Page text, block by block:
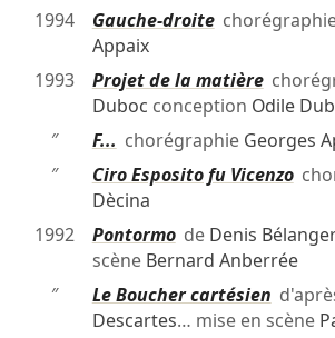
1994
Gauche-droite
Appaix
1993
Projet de la matière
Duboc conception Odile
″
F... chorégraphie Georges
″
Ciro Esposito fu Vicenzo
Dècina
1992
Pontormode Denis Bélanger
scène Bernard Anberrée
″
Le Boucher cartésien
Descartes… mise en scène